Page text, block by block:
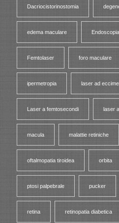
Dacriocistorinostomia
edema maculare
Femtolaser foro maculare
ipermetropia laser ad
Laser a femtosecondi laser
macula malattie retiniche
oftalmopatia tiroidea orbita
ptosi palpebrale pucker
retina retinopatia diabetica